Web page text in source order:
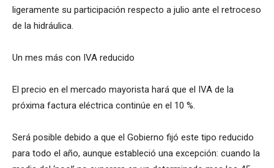
ligeramente su participación respecto a julio ante el retroceso
de la hidráulica.
Un mes más con IVA reducido
El precio en el mercado mayorista hará que el IVA de la
próxima factura eléctrica continúe en el 10 %.
Será posible debido a que el Gobierno fijó este tipo reducido
para todo el año, aunque estableció una excepción: cuando la